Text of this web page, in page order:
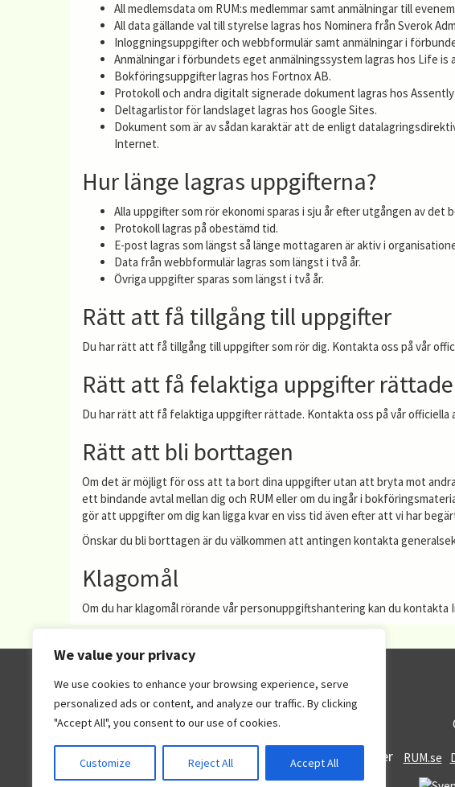
We value your privacy
We use cookies to enhance your browsing experience, serve
personalized ads or content, and analyze our traffic. By clicking
"Accept All", you consent to our use of cookies.
Customize Reject All Accept All
All medlemsdata om RUM:s medlemmar samt anmälningar till
All data gällande val till styrelse lagras hos Nominera från Sverok
Inloggningsuppgifter och webbformulär samt anmälningar i
Anmälningar i förbundets eget anmälningssystem lagras hos Life is
Bokföringsuppgifter lagras hos Fortnox AB.
Protokoll och andra digitalt signerade dokument lagras hos Assently
Deltagarlistor för landslaget lagras hos Google Sites.
Dokument som är av sådan karaktär att de enligt
Internet.
Hur länge lagras uppgifterna?
Alla uppgifter som rör ekonomi sparas i sju år efter utgången av
Protokoll lagras på obestämd tid.
E-post lagras som längst så länge mottagaren är aktiv i
Data från webbformulär lagras som längst i två år.
Övriga uppgifter sparas som längst i två år.
Rätt att få tillgång till uppgifter
Du har rätt att få tillgång till uppgifter som rör dig. Kontakta oss på vår
Rätt att få felaktiga uppgifter rättade
Du har rätt att få felaktiga uppgifter rättade. Kontakta oss på vår officiella
Rätt att bli borttagen
Om det är möjligt för oss att ta bort dina uppgifter utan att bryta mot
ett bindande avtal mellan dig och RUM eller om du ingår i
gör att uppgifter om dig kan ligga kvar en viss tid även efter att vi har
Önskar du bli borttagen är du välkommen att antingen kontakta
Klagomål
Om du har klagomål rörande vår personuppgiftshantering kan du
Gustavslundsvägen 143
167 51 Bromma
Fler RUM-webbplatser RUM.se